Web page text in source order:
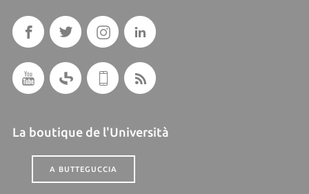
La boutique de l'Università
A BUTTEGUCCIA